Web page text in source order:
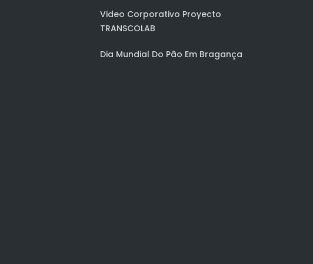
Video Corporativo Proyecto
TRANSCOLAB
Dia Mundial Do Pão Em Bragança